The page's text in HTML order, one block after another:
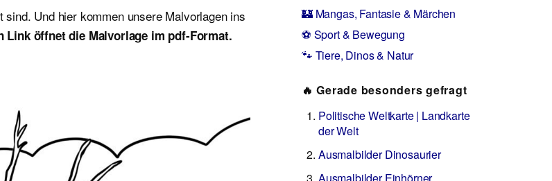
Und hier kommen unsere Malvorlagen ins
Link öffnet die Malvorlage im pdf-Format.
🏰 Mangas, Fantasie & Märchen
⚽ Sport & Bewegung
🐾 Tiere, Dinos & Natur
🔥 Gerade besonders gefragt
Politische Weltkarte | Landkarte
der Welt
Ausmalbilder Dinosaurier